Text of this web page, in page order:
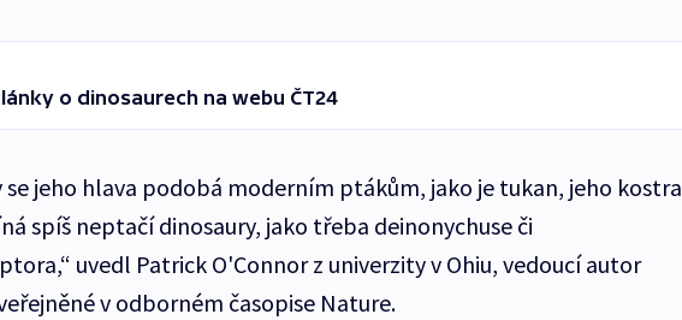
o dinosaurech na webu ČT24
se jeho hlava podobá moderním ptákům, jako je tukan, jeho kostra
spíš neptačí dinosaury, jako třeba deinonychuse či
uvedl Patrick O'Connor z univerzity v Ohiu, vedoucí autor
v odborném časopise Nature.